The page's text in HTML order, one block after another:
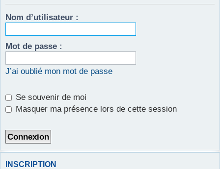
h
Nom d’utilisateur :
Mot de passe :
J’ai oublié mon mot de passe
Se souvenir de moi
Masquer ma présence lors de cette session
INSCRIPTION